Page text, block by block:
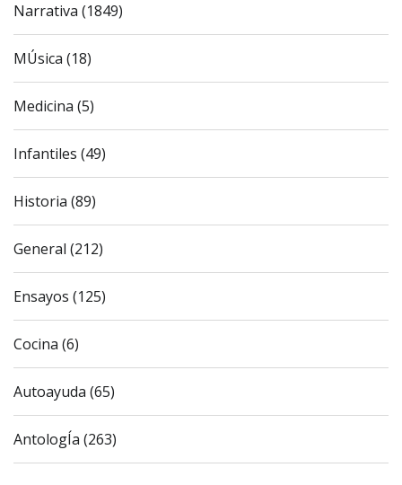
Narrativa (1849)
MÚsica (18)
Medicina (5)
Infantiles (49)
Historia (89)
General (212)
Ensayos (125)
Cocina (6)
Autoayuda (65)
AntologÍa (263)